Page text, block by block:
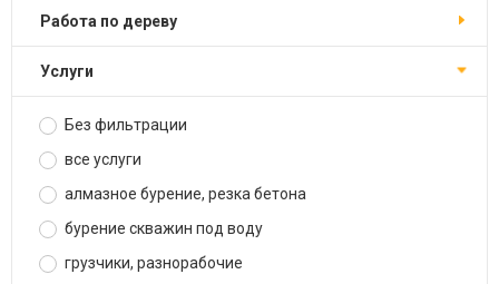
работа по дереву
услуги
Без фильтрации
все услуги
алмазное бурение, резка бетона
бурение скважин под воду
грузчики, разнорабочие